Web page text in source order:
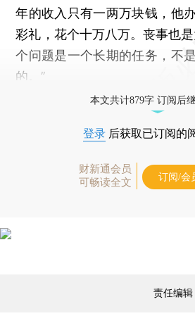
年的收入只有一两万块钱，他
彩礼，花个十万八万。丧事也
个问题是一个长期的任务，不
的。”
本文共计879字 订阅后
登录 后获取已订阅的
财新通会员
可畅读全文
订阅/会
责任编